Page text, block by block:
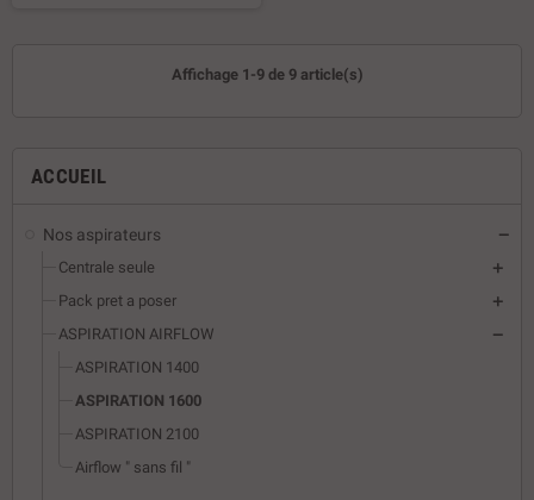
ACCUEIL
Nos aspirateurs
Centrale seule
Pack pret a poser
ASPIRATION AIRFLOW
ASPIRATION 1400
ASPIRATION 1600
ASPIRATION 2100
Airflow " sans fil "
Affichage 1-9 de 9 article(s)